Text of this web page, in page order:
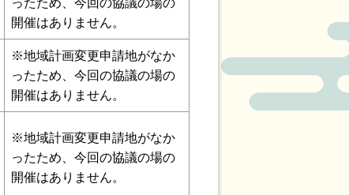
ったため、今回の協議の場の
開催はありません。
※地域計画変更申請地がなか
ったため、今回の協議の場の
開催はありません。
※地域計画変更申請地がなか
ったため、今回の協議の場の
開催はありません。